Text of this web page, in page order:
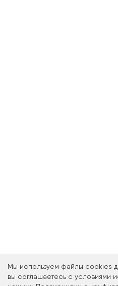
Мы используем файлы cookies
вы соглашаетесь с условиями